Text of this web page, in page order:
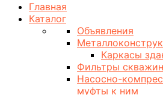
Главная
Каталог
Объявления
Каркасы
Фильтры
Насосно-
муфты к ним